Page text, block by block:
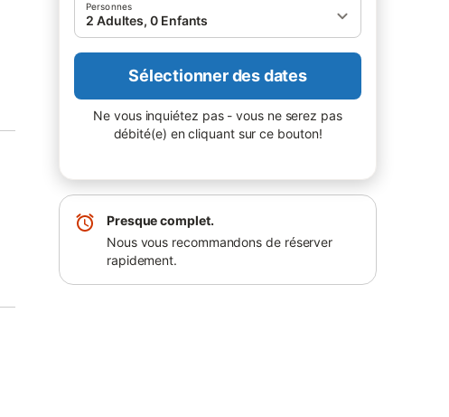
Personnes
2 Adultes, 0 Enfants
Sélectionner des dates
Ne vous inquiétez pas - vous ne serez pas
débité(e) en cliquant sur ce bouton!
Presque complet.
Nous vous recommandons de réserver
rapidement.